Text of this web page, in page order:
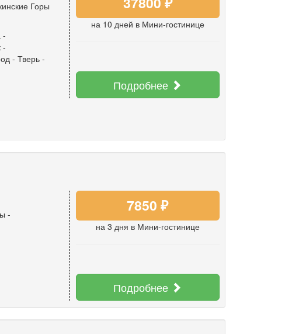
Горы
-
-
-Тверь -
на 10 дней в Мини-гостинице
Подробнее
-
7850 ₽
на 3 дня в Мини-гостинице
Подробнее